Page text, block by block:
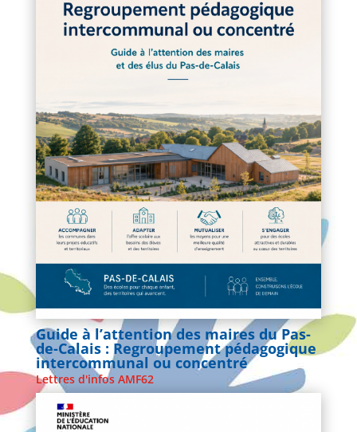
Guide à l’attention des maires du Pas-
de-Calais : Regroupement pédagogique
intercommunal ou concentré
Lettres d'infos AMF62